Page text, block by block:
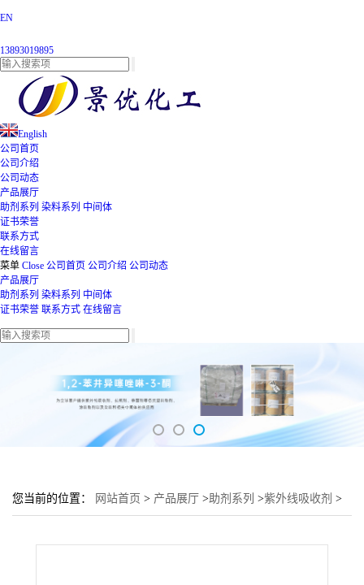
EN
13893019895
English
公司首页
公司介绍
公司动态
产品展厅
助剂系列 染料系列 中间体
证书荣誉
联系方式
在线留言
菜单 Close 公司首页 公司介绍 公司动态
产品展厅
助剂系列 染料系列 中间体
证书荣誉 联系方式 在线留言
您当前的位置： 网站首页 > 产品展厅 >助剂系列 >紫外线吸收剂 >